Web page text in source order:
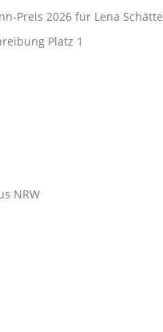
Preis 2026 für Lena Schätte
Platz 1
NRW